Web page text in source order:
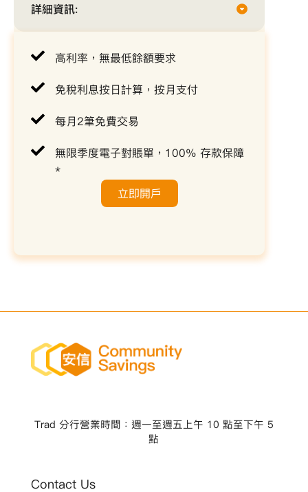
詳細資訊:
高利率，無最低餘額要求
免稅利息按日計算，按月支付
每月2筆免費交易
無限季度電子對賬單，100% 存款保障
*
立即開戶
Trad 分行營業時間：週一至週五上午 10 點至下午 5
點
Contact Us